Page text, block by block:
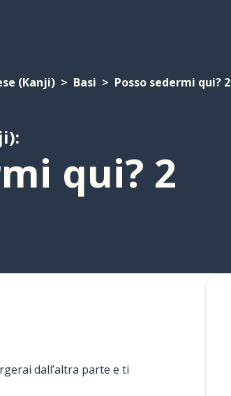
(Kanji) Basi Posso sedermi qui? 2
qui? 2
dall’altra parte e ti